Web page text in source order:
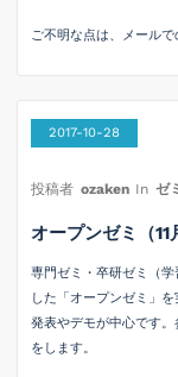
ご不明な点は、メールで
2017-10-28
投稿者 ozaken In ゼ
オープンゼミ（11
専門ゼミ・卒研ゼミ（
した「オープンゼミ」
発表やデモが中心です
をします。